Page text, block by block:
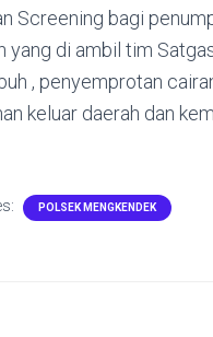
Screening bagi
yang di ambil tim
, penyemprotan
keluar daerah dan
POLSEK MENGKENDEK